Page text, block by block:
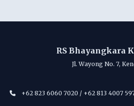
RS Bhayangkara
Jl. Wayong No. 7,
+62 823 6060 7020 / +62 813 4007